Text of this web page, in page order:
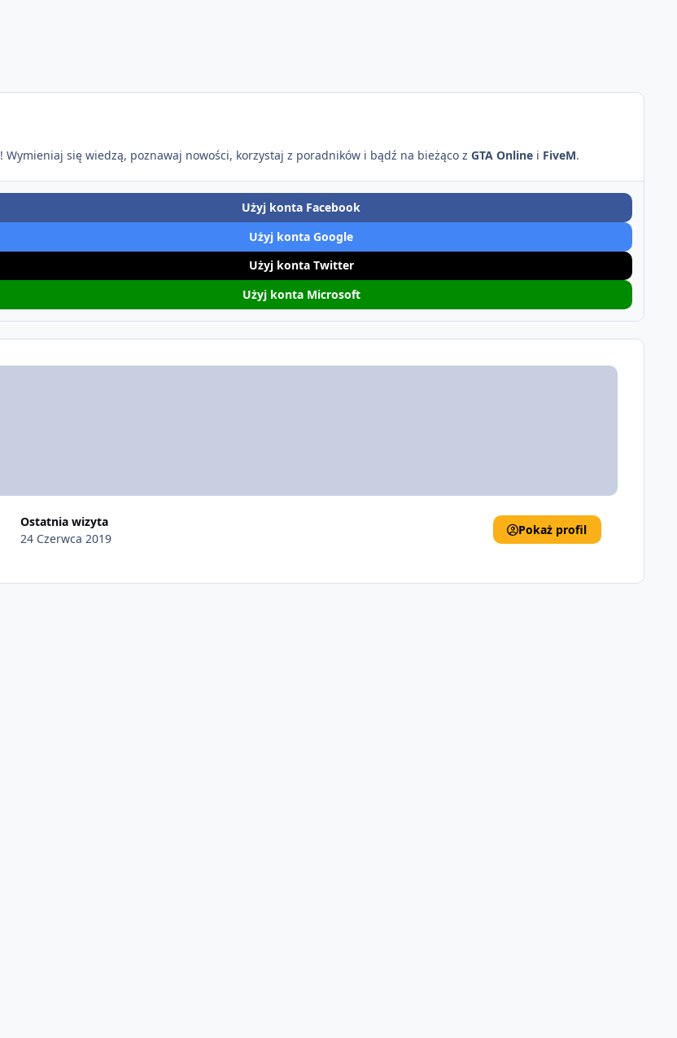
! Wymieniaj się wiedzą, poznawaj nowości, korzystaj z poradników i bądź na bieżąco z GTA Online i FiveM.
Użyj konta Facebook
Użyj konta Google
Użyj konta Twitter
Użyj konta Microsoft
Ostatnia wizyta
24 Czerwca 2019
Pokaż profil